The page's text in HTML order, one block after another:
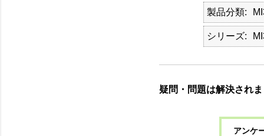
製品分類
シリーズ
疑問・問題は解決され
アンケ